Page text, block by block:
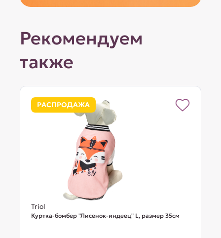
Рекомендуем
также
РАСПРОДАЖА
Triol
Куртка-бомбер "Лисенок-индеец" L, размер 35см